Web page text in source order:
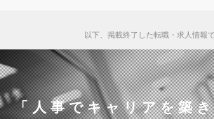
以下、掲載終了した転職・求人情報で
「人事でキャリアを築